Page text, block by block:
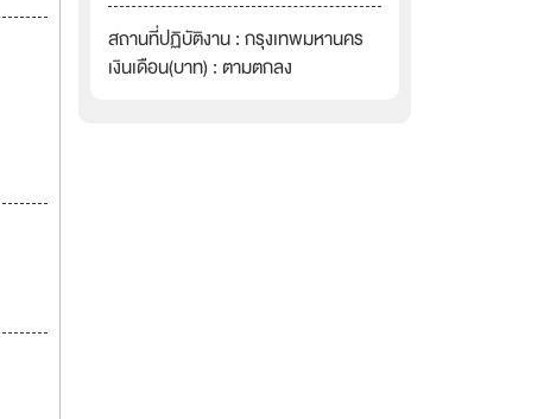
สถานที่ปฏิบัติงาน : กรุงเทพมหานคร
เงินเดือน(บาท) : ตามตกลง